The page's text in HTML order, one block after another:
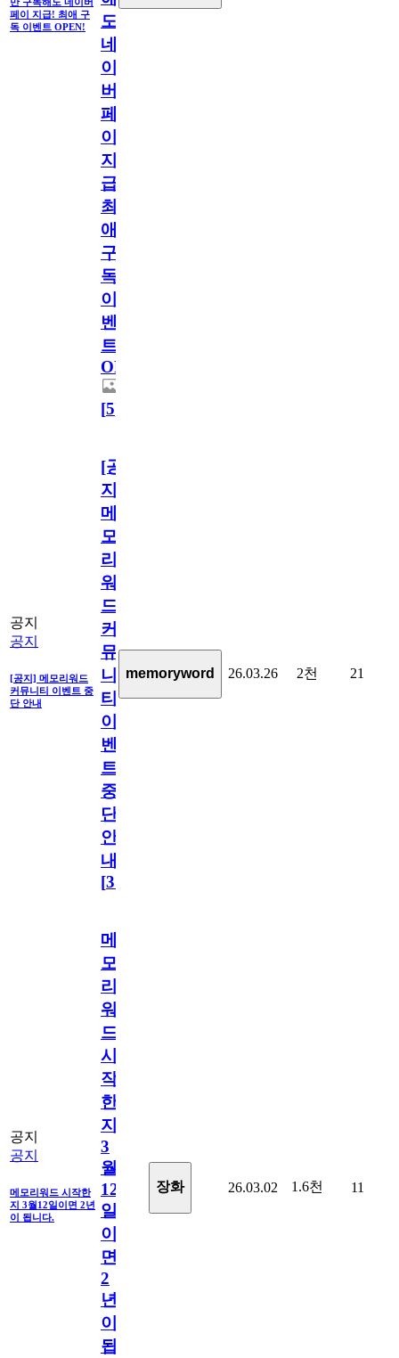
만 구독해도 네이버
페이 지급! 최애 구
독 이벤트 OPEN!
도
네
이
버
페
이
지
급!
최
애
구
독
이
벤
트
OPEN!
[5]
공지
공지
[공지] 메모리워드
커뮤니티 이벤트 중
단 안내
[공
지]
메
모
리
워
드
커
뮤
니
티
이
벤
트
중
단
안
내
[31
memoryword 26.03.26 2천 21
공지
공지
메모리워드 시작한
지 3월12일이면 2년
이 됩니다.
메
모
리
워
드
시
작
한
지
3
월
12
일
이
면
2
년
이
됩
장화 26.03.02 1.6천 11